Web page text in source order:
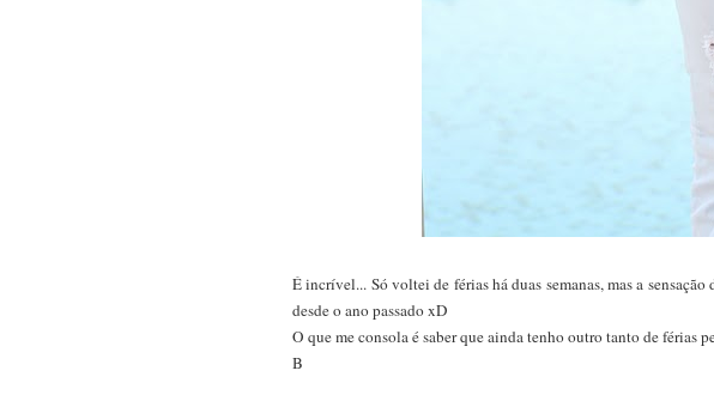
É incrível... Só voltei de férias há duas semanas, mas a
desde o ano passado xD
O que me consola é saber que ainda tenho outro tanto de férias
B